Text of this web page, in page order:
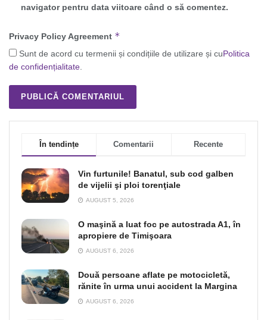
navigator pentru data viitoare când o să comentez.
Privacy Policy Agreement *
Sunt de acord cu termenii și condițiile de utilizare și cuPolitica
de confidențialitate.
În tendințe Comentarii Recente
Vin furtunile! Banatul, sub cod galben
de vijelii şi ploi torenţiale
AUGUST 5, 2026
O maşină a luat foc pe autostrada A1, în
apropiere de Timişoara
AUGUST 6, 2026
Două persoane aflate pe motocicletă,
rănite în urma unui accident la Margina
AUGUST 6, 2026